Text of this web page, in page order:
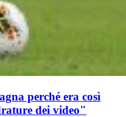
perché era così
dei video"